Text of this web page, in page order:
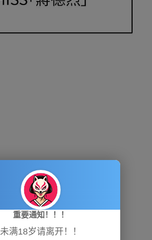
重要通知！！！
未满18岁请离开！！